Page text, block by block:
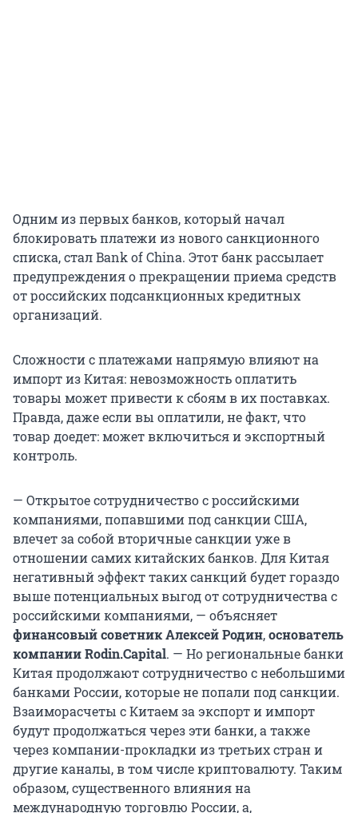
Одним из первых банков, который начал
блокировать платежи из нового санкционного
списка, стал Bank of China. Этот банк рассылает
предупреждения о прекращении приема средств
от российских подсанкционных кредитных
организаций.
Сложности с платежами напрямую влияют на
импорт из Китая: невозможность оплатить
товары может привести к сбоям в их поставках.
Правда, даже если вы оплатили, не факт, что
товар доедет: может включиться и экспортный
контроль.
— Открытое сотрудничество с российскими
компаниями, попавшими под санкции США,
влечет за собой вторичные санкции уже в
отношении самих китайских банков. Для Китая
негативный эффект таких санкций будет гораздо
выше потенциальных выгод от сотрудничества с
российскими компаниями, — объясняет
финансовый советник Алексей Родин,основатель
компании Rodin.Capital. — Но региональные банки
Китая продолжают сотрудничество с небольшими
банками России, которые не попали под санкции.
Взаиморасчеты с Китаем за экспорт и импорт
будут продолжаться через эти банки, а также
через компании-прокладки из третьих стран и
другие каналы, в том числе криптовалюту. Таким
образом, существенного влияния на
международную торговлю России, а,